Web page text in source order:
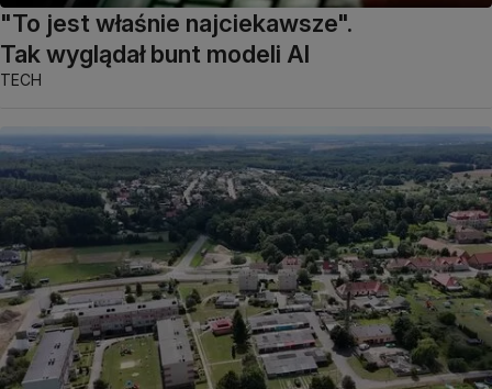
"To jest właśnie najciekawsze".
Tak wyglądał bunt modeli AI
TECH